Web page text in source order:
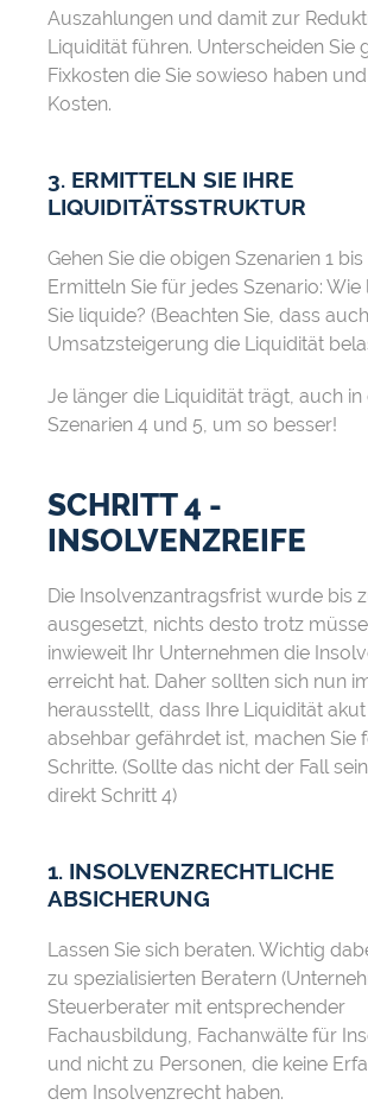
Auszahlungen und damit zur
Liquidität führen. Unterscheiden Sie
Fixkosten die Sie sowieso haben
Kosten.
3. ERMITTELN SIE IHRE
LIQUIDITÄTSSTRUKTUR
Gehen Sie die obigen Szenarien 1
Ermitteln Sie für jedes Szenario:
Sie liquide? (Beachten Sie, dass
Umsatzsteigerung die Liquidität
Je länger die Liquidität trägt, auch in
Szenarien 4 und 5, um so besser!
SCHRITT 4 -
INSOLVENZREIFE
Die Insolvenzantragsfrist wurde bis
ausgesetzt, nichts desto trotz
inwieweit Ihr Unternehmen die
erreicht hat. Daher sollten sich nun
herausstellt, dass Ihre Liquidität
absehbar gefährdet ist, machen Sie
Schritte. (Sollte das nicht der Fall
direkt Schritt 4)
1. INSOLVENZRECHTLICHE
ABSICHERUNG
Lassen Sie sich beraten. Wichtig
zu spezialisierten Beratern
Steuerberater mit entsprechender
Fachausbildung, Fachanwälte für
und nicht zu Personen, die keine
dem Insolvenzrecht haben.